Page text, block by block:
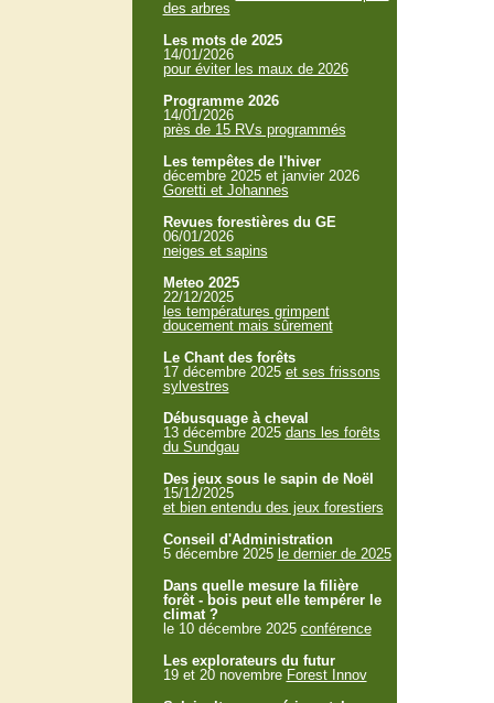
des arbres
Les mots de 2025
14/01/2026
pour éviter les maux de 2026
Programme 2026
14/01/2026
près de 15 RVs programmés
Les tempêtes de l'hiver
décembre 2025 et janvier 2026
Goretti et Johannes
Revues forestières du GE
06/01/2026
neiges et sapins
Meteo 2025
22/12/2025
les températures grimpent
doucement mais sûrement
Le Chant des forêts
17 décembre 2025 et ses frissons
sylvestres
Débusquage à cheval
13 décembre 2025 dans les forêts
du Sundgau
Des jeux sous le sapin de Noël
15/12/2025
et bien entendu des jeux forestiers
Conseil d'Administration
5 décembre 2025 le dernier de 2025
Dans quelle mesure la filière
forêt - bois peut elle tempérer le
climat ?
le 10 décembre 2025 conférence
Les explorateurs du futur
19 et 20 novembre Forest Innov